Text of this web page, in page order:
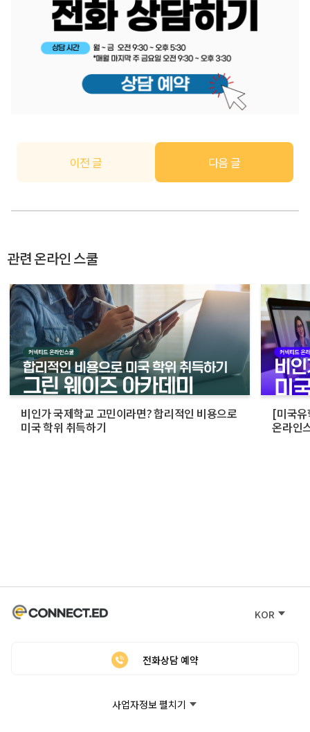
이전 글 다음 글
관련 온라인 스쿨
비인가 국제학교 고민이라면? 합리적인 비용으로
미국 학위 취득하기
[미국유
온라인
KOR
전화상담 예약
사업자정보 펼치기